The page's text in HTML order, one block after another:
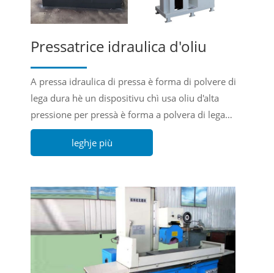
Pressatrice idraulica d'oliu
A pressa idraulica di pressa è forma di polvere di
lega dura hè un dispositivu chì usa oliu d'alta
pressione per pressà è forma a polvera di lega
dura.
leghje più